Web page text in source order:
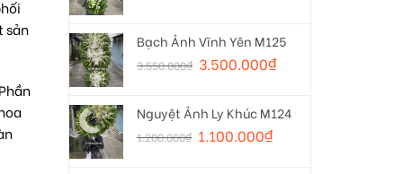
sản
Bạch Ảnh Vĩnh Yên M125
3.550.000₫ 3.500.000₫
Nguyệt Ảnh Ly Khúc M124
1.200.000₫ 1.100.000₫